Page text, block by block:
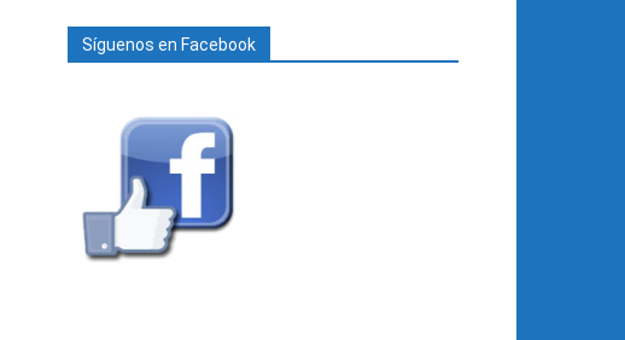
Síguenos en Facebook